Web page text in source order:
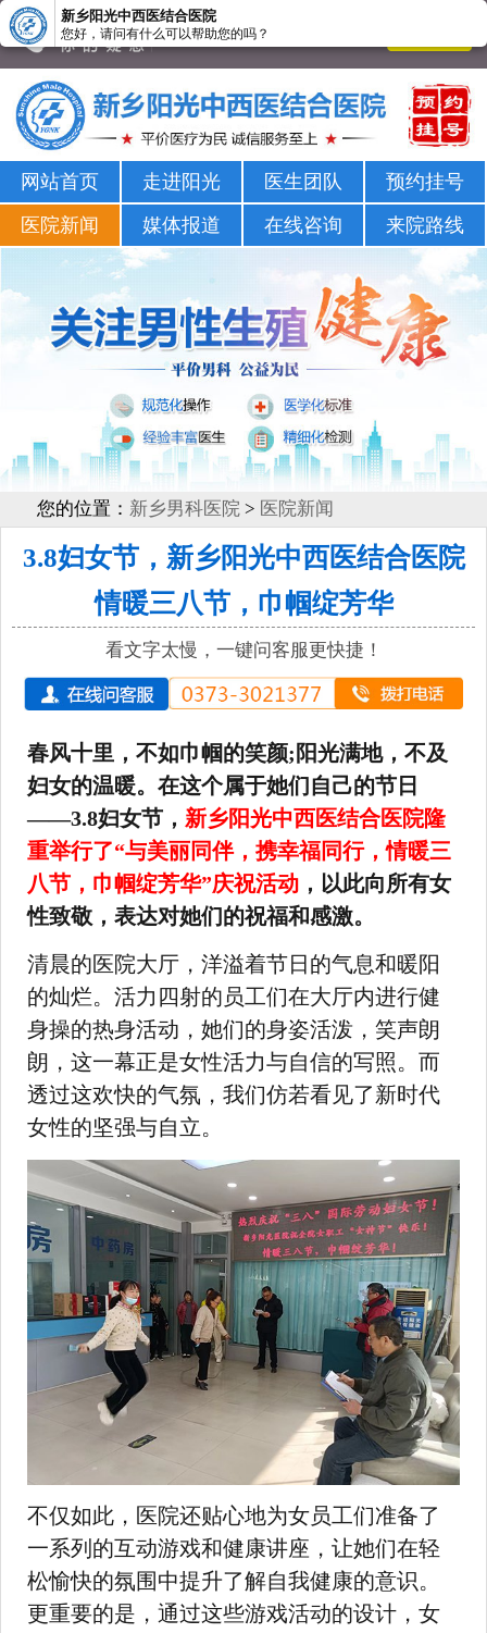
新乡男科医院-新乡市正规男科医院-新乡阳光男科医院
网站首页 走进阳光 医生团队
预约挂号
医院新闻
媒体报道 在线咨询 来院路线
您的位置： 新乡男科医院> 医院新闻
3.8妇女节，新乡阳光中西医结合医院
情暖三八节，巾帼绽芳华
看文字太慢，一键问客服更快捷！
春风十里，不如巾帼的笑颜;阳光满地，不及
妇女的温暖。在这个属于她们自己的节日
——3.8妇女节，新乡阳光中西医结合医院隆
重举行了“与美丽同伴，携幸福同行，情暖三
八节，巾帼绽芳华”庆祝活动 ，以此向所有女
性致敬，表达对她们的祝福和感激。
清晨的医院大厅，洋溢着节日的气息和暖阳
的灿烂。活力四射的员工们在大厅内进行健
身操的热身活动，她们的身姿活泼，笑声朗
朗，这一幕正是女性活力与自信的写照。而
透过这欢快的气氛，我们仿若看见了新时代
女性的坚强与自立。
不仅如此，医院还贴心地为女员工们准备了
一系列的互动游戏和健康讲座，让她们在轻
松愉快的氛围中提升了解自我健康的意识。
更重要的是，通过这些游戏活动的设计，女
新乡阳光中西医结合医院
您好，请问有什么可以帮助您的吗？